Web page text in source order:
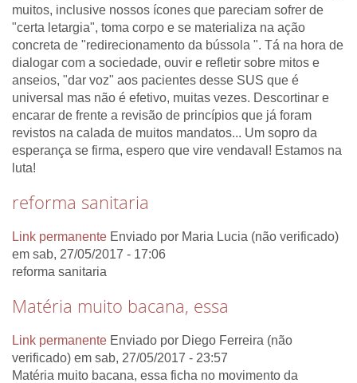
muitos, inclusive nossos ícones que pareciam sofrer de
"certa letargia", toma corpo e se materializa na ação
concreta de "redirecionamento da bússola ". Tá na hora de
dialogar com a sociedade, ouvir e refletir sobre mitos e
anseios, "dar voz" aos pacientes desse SUS que é
universal mas não é efetivo, muitas vezes. Descortinar e
encarar de frente a revisão de princípios que já foram
revistos na calada de muitos mandatos... Um sopro da
esperança se firma, espero que vire vendaval! Estamos na
luta!
reforma sanitaria
Link permanente Enviado por Maria Lucia (não verificado)
em sab, 27/05/2017 - 17:06
reforma sanitaria
Matéria muito bacana, essa
Link permanente Enviado por Diego Ferreira (não
verificado) em sab, 27/05/2017 - 23:57
Matéria muito bacana, essa ficha no movimento da